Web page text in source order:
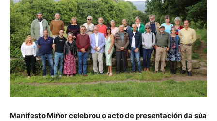
Manifesto Miñor celebrou o acto de presentación da súa